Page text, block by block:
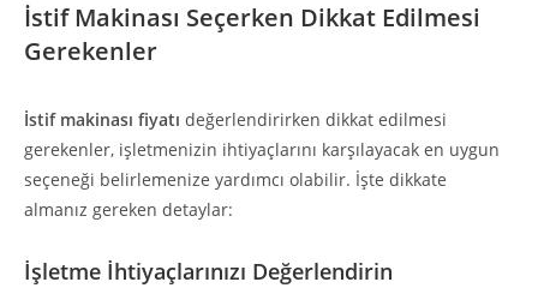
İstif Makinası Seçerken Dikkat Edilmesi
Gerekenler
İstif makinası fiyatı değerlendirirken dikkat edilmesi
gerekenler, işletmenizin ihtiyaçlarını karşılayacak en uygun
seçeneği belirlemenize yardımcı olabilir. İşte dikkate
almanız gereken detaylar:
İşletme İhtiyaçlarınızı Değerlendirin